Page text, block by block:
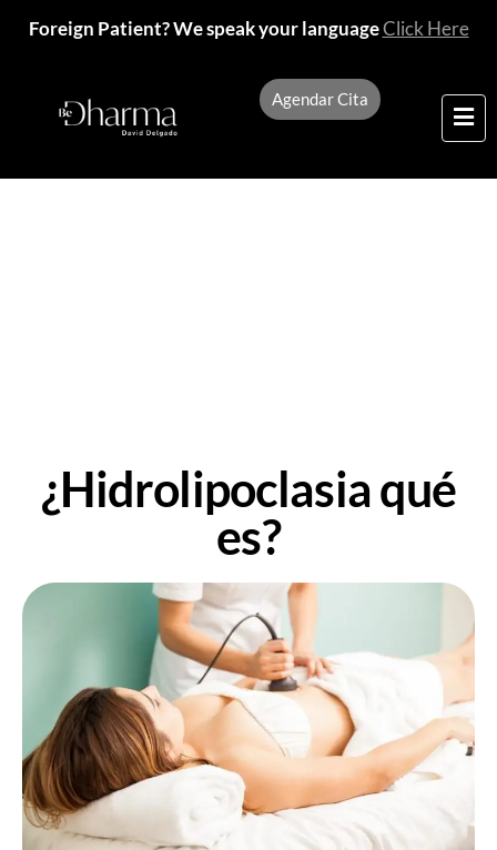
Foreign Patient? We speak your languageClick Here
Agendar Cita
¿Hidrolipoclasia qué
es?